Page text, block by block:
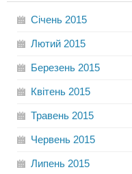
Січень 2015
Лютий 2015
Березень 2015
Квітень 2015
Травень 2015
Червень 2015
Липень 2015